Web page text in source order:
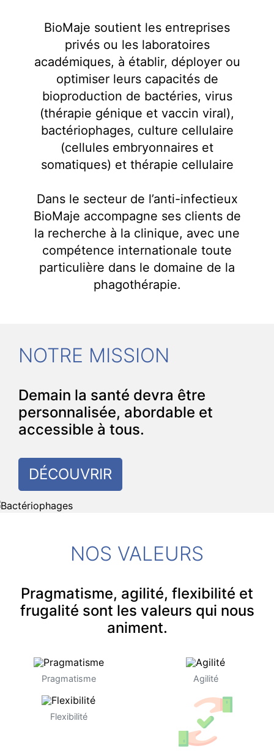
BioMaje soutient les entreprises
privés ou les laboratoires
académiques, à établir, déployer ou
optimiser leurs capacités de
bioproduction de bactéries, virus
(thérapie génique et vaccin viral),
bactériophages, culture cellulaire
(cellules embryonnaires et
somatiques) et thérapie cellulaire
Dans le secteur de l’anti-infectieux
BioMaje accompagne ses clients de
la recherche à la clinique, avec une
compétence internationale toute
particulière dans le domaine de la
phagothérapie.
NOTRE MISSION
Demain la santé devra être
personnalisée, abordable et
accessible à tous.
DÉCOUVRIR
NOS VALEURS
Pragmatisme, agilité, flexibilité et
frugalité sont les valeurs qui nous
animent.
Pragmatisme Agilité
Flexibilité